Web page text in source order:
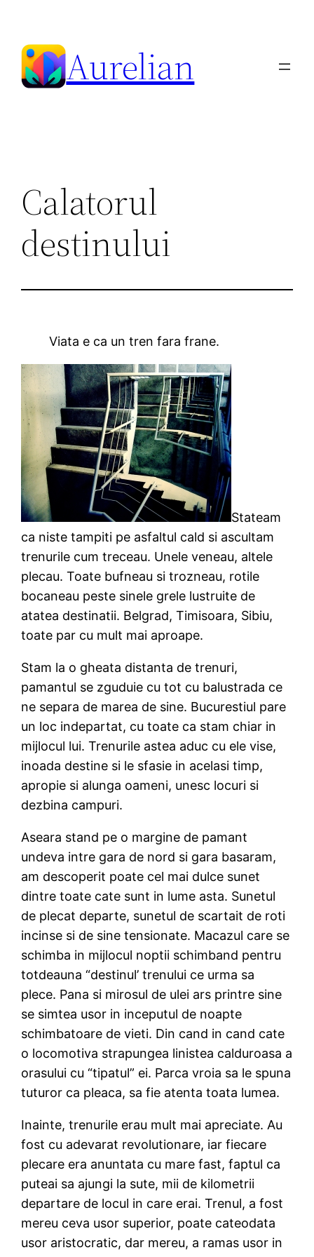
content
Aurelian
Calatorul
destinului
Viata e ca un tren fara frane.
Stateam
ca niste tampiti pe asfaltul cald si ascultam
trenurile cum treceau. Unele veneau, altele
plecau. Toate bufneau si trozneau, rotile
bocaneau peste sinele grele lustruite de
atatea destinatii. Belgrad, Timisoara, Sibiu,
toate par cu mult mai aproape.
Stam la o gheata distanta de trenuri,
pamantul se zguduie cu tot cu balustrada ce
ne separa de marea de sine. Bucurestiul pare
un loc indepartat, cu toate ca stam chiar in
mijlocul lui. Trenurile astea aduc cu ele vise,
inoada destine si le sfasie in acelasi timp,
apropie si alunga oameni, unesc locuri si
dezbina campuri.
Aseara stand pe o margine de pamant
undeva intre gara de nord si gara basaram,
am descoperit poate cel mai dulce sunet
dintre toate cate sunt in lume asta. Sunetul
de plecat departe, sunetul de scartait de roti
incinse si de sine tensionate. Macazul care se
schimba in mijlocul noptii schimband pentru
totdeauna “destinul’ trenului ce urma sa
plece. Pana si mirosul de ulei ars printre sine
se simtea usor in inceputul de noapte
schimbatoare de vieti. Din cand in cand cate
o locomotiva strapungea linistea calduroasa a
orasului cu “tipatul” ei. Parca vroia sa le spuna
tuturor ca pleaca, sa fie atenta toata lumea.
Inainte, trenurile erau mult mai apreciate. Au
fost cu adevarat revolutionare, iar fiecare
plecare era anuntata cu mare fast, faptul ca
puteai sa ajungi la sute, mii de kilometrii
departare de locul in care erai. Trenul, a fost
mereu ceva usor superior, poate cateodata
usor aristocratic, dar mereu, a ramas usor in